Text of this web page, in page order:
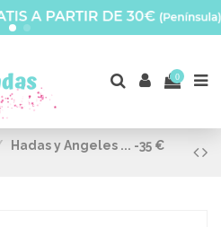
0
Hadas y Angeles ... -35 €